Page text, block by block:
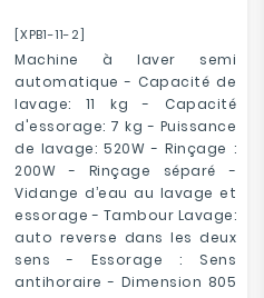
[XPB1-11-2]
Machine à laver semi
automatique - Capacité de
lavage: 11 kg - Capacité
d'essorage: 7 kg - Puissance
de lavage:520W - Rinçage :
200W- Rinçage séparé -
Vidange d’eau au lavage et
essorage - Tambour Lavage:
auto reverse dans les deux
sens - Essorage : Sens
antihoraire - Dimension 805